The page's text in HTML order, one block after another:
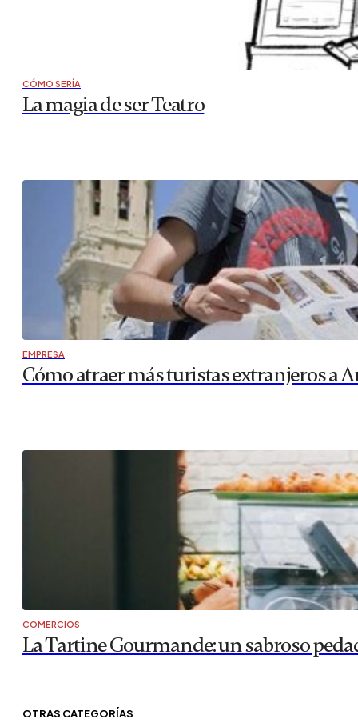
CÓMO SERÍA
La magia de ser Teatro
EMPRESA
Cómo atraer más turistas extranjeros a
COMERCIOS
La Tartine Gourmande: un sabroso
OTRAS CATEGORÍAS